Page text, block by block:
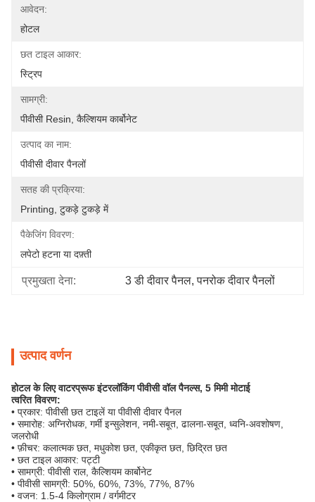
आवेदन:
होटल
छत टाइल आकार:
स्ट्रिप
सामग्री:
पीवीसी Resin, कैल्शियम कार्बोनेट
उत्पाद का नाम:
पीवीसी दीवार पैनलों
सतह की प्रक्रिया:
Printing, टुकड़े टुकड़े में
पैकेजिंग विवरण:
लपेटो हटना या दफ़्ती
प्रमुखता देना: 3 डी दीवार पैनल, पनरोक दीवार पैनलों
उत्पाद वर्णन
होटल के लिए वाटरप्रूफ इंटरलॉकिंग पीवीसी वॉल पैनल्स, 5 मिमी मोटाई
त्वरित विवरण:
• प्रकार: पीवीसी छत टाइलें या पीवीसी दीवार पैनल
• समारोह: अग्निरोधक, गर्मी इन्सुलेशन, नमी-सबूत, ढालना-सबूत, ध्वनि-अवशोषण,
जलरोधी
• फ़ीचर: कलात्मक छत, मधुकोश छत, एकीकृत छत, छिद्रित छत
• छत टाइल आकार: पट्टी
• सामग्री: पीवीसी राल, कैल्शियम कार्बोनेट
• पीवीसी सामग्री: 50%, 60%, 73%, 77%, 87%
• वजन: 1.5-4 किलोग्राम / वर्गमीटर